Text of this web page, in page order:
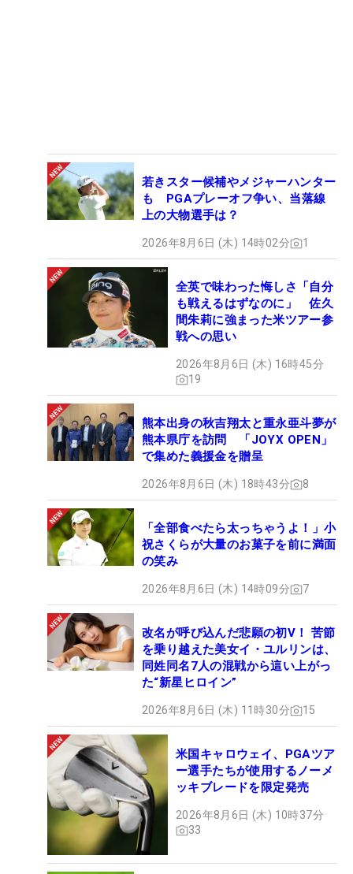
若きスター候補やメジャーハンター
も PGAプレーオフ争い、当落線
上の大物選手は？
2026年8月6日 (木) 14時02分 1
全英で味わった悔しさ「自分
も戦えるはずなのに」 佐久
間朱莉に強まった米ツアー参
戦への思い
2026年8月6日 (木) 16時45分
19
熊本出身の秋吉翔太と重永亜斗夢が
熊本県庁を訪問 「JOYX OPEN」
で集めた義援金を贈呈
2026年8月6日 (木) 18時43分 8
「全部食べたら太っちゃうよ！」小
祝さくらが大量のお菓子を前に満面
の笑み
2026年8月6日 (木) 14時09分 7
改名が呼び込んだ悲願の初V！ 苦節
を乗り越えた美女イ・ユルリンは、
同姓同名7人の混戦から這い上がっ
た“新星ヒロイン”
2026年8月6日 (木) 11時30分 15
米国キャロウェイ、PGAツア
ー選手たちが使用するノーメ
ッキブレードを限定発売
2026年8月6日 (木) 10時37分
33